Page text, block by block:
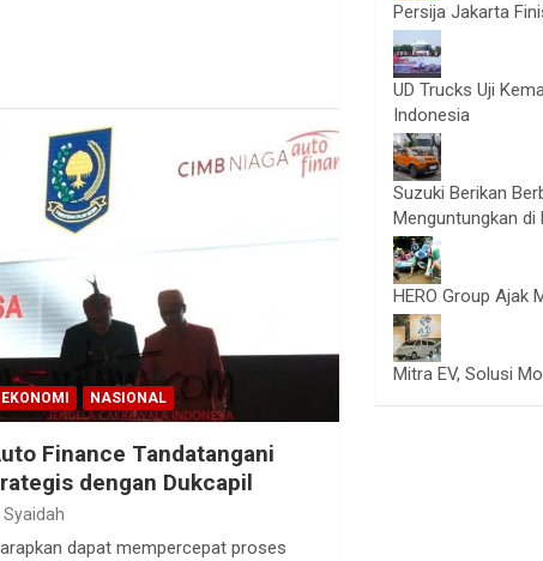
EKONOMI NASIONAL
Finance Tandatangani
dengan Dukcapil
Syaidah
dapat mempercepat proses
Persija Jakarta
UD Trucks Uji
Indonesia
Suzuki Berikan
Menguntungkan di
HERO Group Ajak
Mitra EV, Solusi